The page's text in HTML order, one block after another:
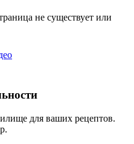
не существует или
для ваших рецептов.